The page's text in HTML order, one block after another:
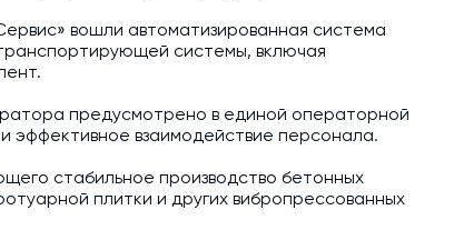
вошли автоматизированная система
системы, включая
предусмотрено в единой операторной
эффективное взаимодействие персонала.
стабильное производство бетонных
плитки и других вибропрессованных